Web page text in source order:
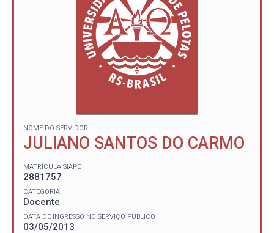
NOME DO SERVIDOR
JULIANO SANTOS DO CARMO
MATRÍCULA SIAPE
2881757
CATEGORIA
Docente
DATA DE INGRESSO NO SERVIÇO PÚBLICO
03/05/2013